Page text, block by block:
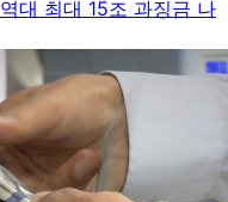
대 최대 15조 과징금 나